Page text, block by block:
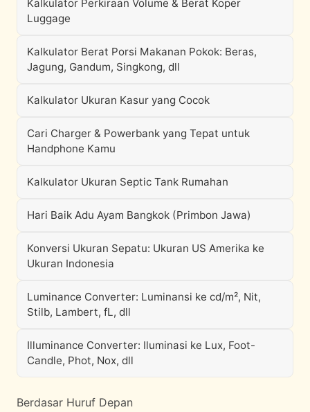
Kalkulator Perkiraan Volume & Berat Koper
Luggage
Kalkulator Berat Porsi Makanan Pokok: Beras,
Jagung, Gandum, Singkong, dll
Kalkulator Ukuran Kasur yang Cocok
Cari Charger & Powerbank yang Tepat untuk
Handphone Kamu
Kalkulator Ukuran Septic Tank Rumahan
Hari Baik Adu Ayam Bangkok (Primbon Jawa)
Konversi Ukuran Sepatu: Ukuran US Amerika ke
Ukuran Indonesia
Luminance Converter: Luminansi ke cd/m², Nit,
Stilb, Lambert, fL, dll
Illuminance Converter: Iluminasi ke Lux, Foot-
Candle, Phot, Nox, dll
Berdasar Huruf Depan